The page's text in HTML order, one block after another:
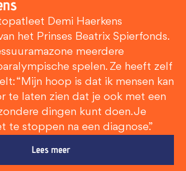
Demi Haerkens
het Prinses Beatrix Spierfonds.
meerdere
spelen. Ze heeft zelf
“Mijn hoop is dat ik mensen kan
te laten zien dat je ook met een
dingen kunt doen. Je
te stoppen na een diagnose.”
Lees meer